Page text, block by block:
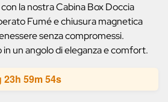
la nostra Cabina Box Doccia
Fumé e chiusura magnetica
senza compromessi.
un angolo di eleganza e comfort.
23h 59m 54s